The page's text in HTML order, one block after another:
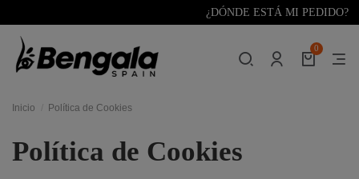
¿DÓNDE ESTÁ MI PEDIDO?
0
Inicio Política de Cookies
Política de Cookies